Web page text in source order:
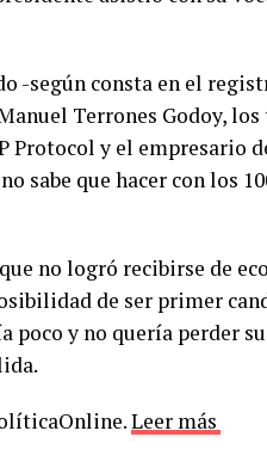
-según consta en el
Terrones Godoy, los
Protocol y el empresario
sabe que hacer con los
no logró recibirse de
de ser primer
poco y no quería perder
Leer más